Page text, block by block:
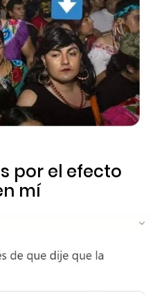
por el efecto
mí